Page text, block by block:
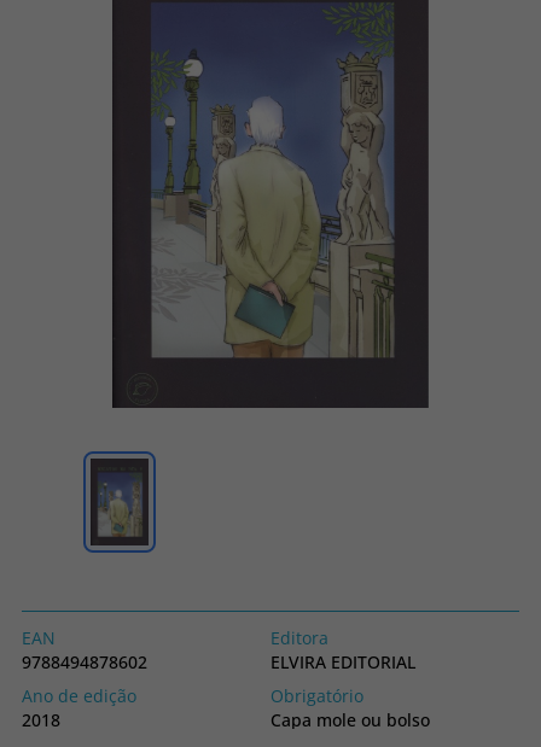
EAN
9788494878602
Editora
ELVIRA EDITORIAL
Ano de edição
2018
Obrigatório
Capa mole ou bolso